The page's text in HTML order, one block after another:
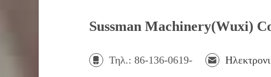
Sussman Machinery(Wuxi)
Τηλ.: 86-136-0619-